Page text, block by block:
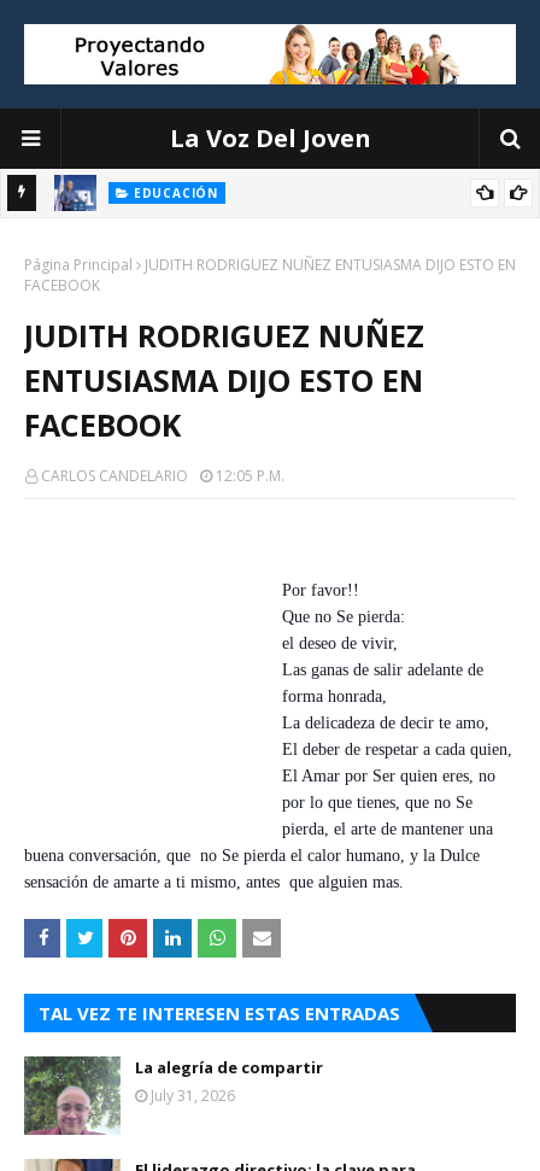
La Voz Del Joven
EDUCACIÓN
herramienta para formar ciudadanos críticos y fortalecer la
Página Principal
JUDITH RODRIGUEZ NUÑEZ ENTUSIASMA DIJO ESTO EN
FACEBOOK
JUDITH RODRIGUEZ NUÑEZ
ENTUSIASMA DIJO ESTO EN
FACEBOOK
CARLOS CANDELARIO 12:05 P.m.
Por favor!!
Que no Se pierda:
el deseo de vivir,
Las ganas de salir adelante de
forma honrada,
La delicadeza de decir te amo,
El deber de respetar a cada quien,
El Amar por Ser quien eres, no
por lo que tienes, que no Se
pierda, el arte de mantener una
buena conversación, que no Se pierda el calor humano, y la Dulce
sensación de amarte a ti mismo, antes que alguien mas.
TAL VEZ TE INTERESEN ESTAS ENTRADAS
La alegría de compartir
July 31, 2026